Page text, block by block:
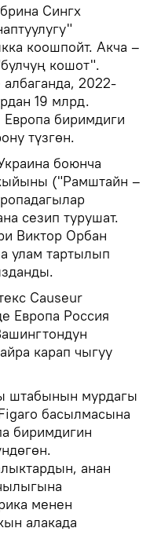
Сингх
коошпойт. Акча –
кошот".
2022-
19 млрд.
биримдиги
түзгөн.
боюнча
("Рамштайн –
сезип турушат.
Виктор Орбан
улам тартылып
Causeur
Европа Россия
карап чыгуу
штабынын мурдагы
басылмасына
биримдигин
анан
менен
алакада